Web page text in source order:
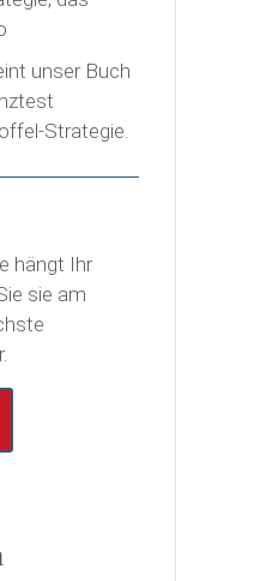
unser Buch
Strategie.
hängt Ihr
sie am